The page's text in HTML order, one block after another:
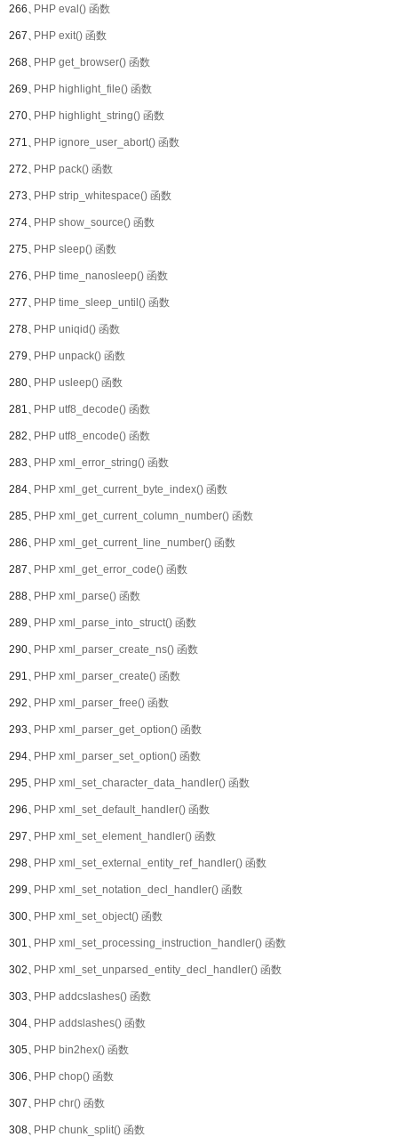
266、PHP eval() 函数
267、PHP exit() 函数
268、PHP get_browser() 函数
269、PHP highlight_file() 函数
270、PHP highlight_string() 函数
271、PHP ignore_user_abort() 函数
272、PHP pack() 函数
273、PHP strip_whitespace() 函数
274、PHP show_source() 函数
275、PHP sleep() 函数
276、PHP time_nanosleep() 函数
277、PHP time_sleep_until() 函数
278、PHP uniqid() 函数
279、PHP unpack() 函数
280、PHP usleep() 函数
281、PHP utf8_decode() 函数
282、PHP utf8_encode() 函数
283、PHP xml_error_string() 函数
284、PHP xml_get_current_byte_index() 函数
285、PHP xml_get_current_column_number() 函数
286、PHP xml_get_current_line_number() 函数
287、PHP xml_get_error_code() 函数
288、PHP xml_parse() 函数
289、PHP xml_parse_into_struct() 函数
290、PHP xml_parser_create_ns() 函数
291、PHP xml_parser_create() 函数
292、PHP xml_parser_free() 函数
293、PHP xml_parser_get_option() 函数
294、PHP xml_parser_set_option() 函数
295、PHP xml_set_character_data_handler() 函数
296、PHP xml_set_default_handler() 函数
297、PHP xml_set_element_handler() 函数
298、PHP xml_set_external_entity_ref_handler() 函数
299、PHP xml_set_notation_decl_handler() 函数
300、PHP xml_set_object() 函数
301、PHP xml_set_processing_instruction_handler() 函数
302、PHP xml_set_unparsed_entity_decl_handler() 函数
303、PHP addcslashes() 函数
304、PHP addslashes() 函数
305、PHP bin2hex() 函数
306、PHP chop() 函数
307、PHP chr() 函数
308、PHP chunk_split() 函数